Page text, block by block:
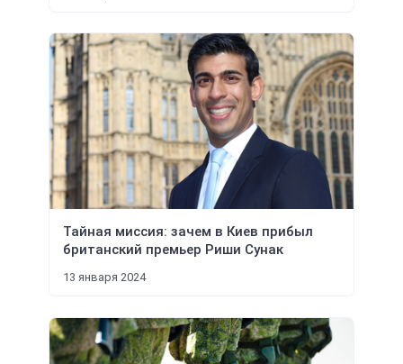
Тайная миссия: зачем в Киев прибыл
британский премьер Риши Сунак
13 января 2024